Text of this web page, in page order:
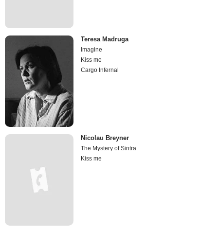
Teresa Madruga
Imagine
Kiss me
Cargo Infernal
Nicolau Breyner
The Mystery of Sintra
Kiss me